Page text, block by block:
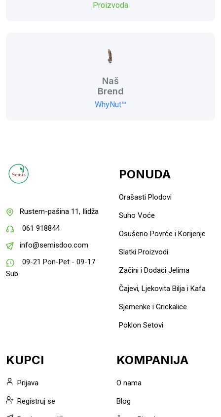
Proizvoda
Naš
Brend
WhyNut™
Rustem-pašina 11, Ilidža
061 918844
info@semisdoo.com
09-21 Pon-Pet - 09-17
Sub
PONUDA
Orašasti Plodovi
Suho Voće
Osušeno Povrće i Korijenje
Slatki Proizvodi
Začini i Dodaci Jelima
Čajevi, Ljekovita Bilja i Kafa
Sjemenke i Grickalice
Poklon Setovi
KUPCI
Prijava
Registruj se
KOMPANIJA
O nama
Blog